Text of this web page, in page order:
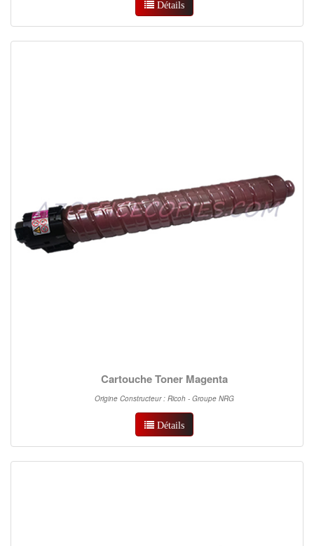
Détails
Cartouche Toner Magenta
Origine Constructeur : Ricoh - Groupe NRG
Détails